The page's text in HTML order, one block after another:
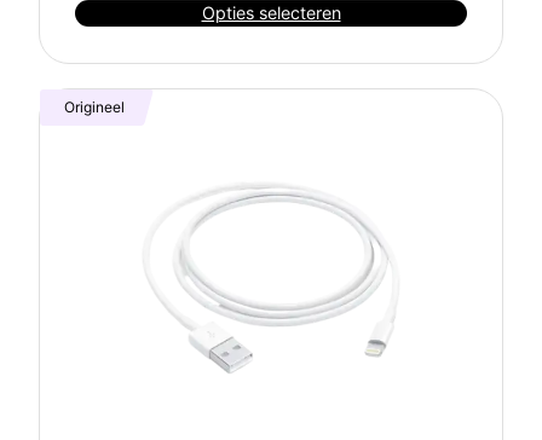
Opties selecteren
Origineel